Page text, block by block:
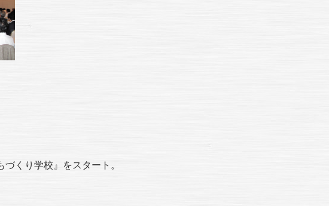
くり学校』をスタート。